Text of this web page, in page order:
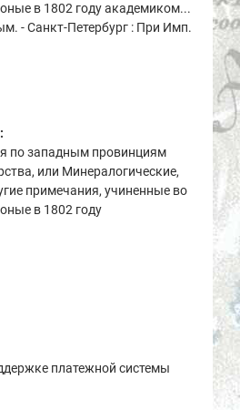
в 1802 году академиком...
- Санкт-Петербург : При Имп.
по западным провинциям
или Минералогические,
примечания, учиненные во
в 1802 году
платежной системы